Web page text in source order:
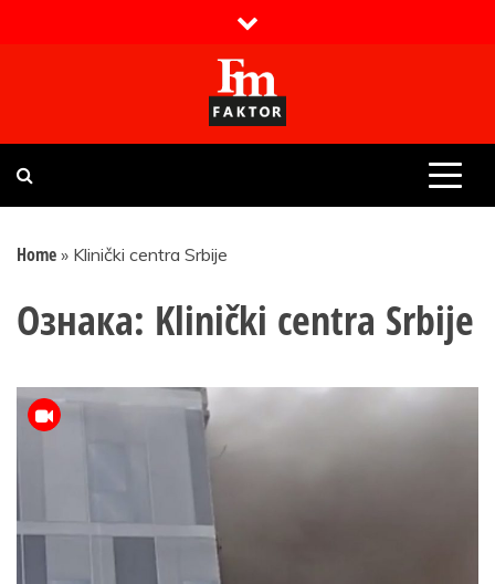
Faktor magazin
Uvijek presudan
Home » Klinički centra Srbije
Ознака: Klinički centra Srbije